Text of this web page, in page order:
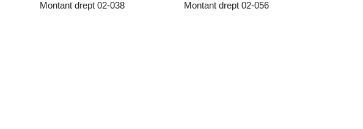
Montant drept 02-038 Montant drept 02-056